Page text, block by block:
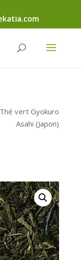
vert Gyokuro
Asahi (Japon)